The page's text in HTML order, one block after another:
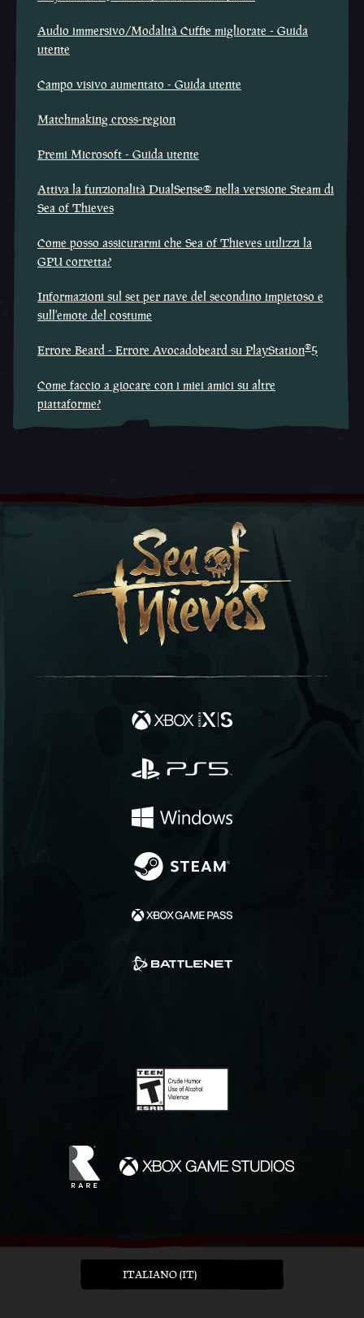
Audio immersivo/Modalità Cuffie migliorate - Guida
utente
Campo visivo aumentato - Guida utente
Matchmaking cross-region
Premi Microsoft - Guida utente
Attiva la funzionalità DualSense® nella versione Steam di
Sea of Thieves
Come posso assicurarmi che Sea of Thieves utilizzi la
GPU corretta?
Informazioni sul set per nave del secondino impietoso e
sull'emote del costume
Errore Beard - Errore Avocadobeard su PlayStation®5
Come faccio a giocare con i miei amici su altre
piattaforme?
ITALIANO (IT)